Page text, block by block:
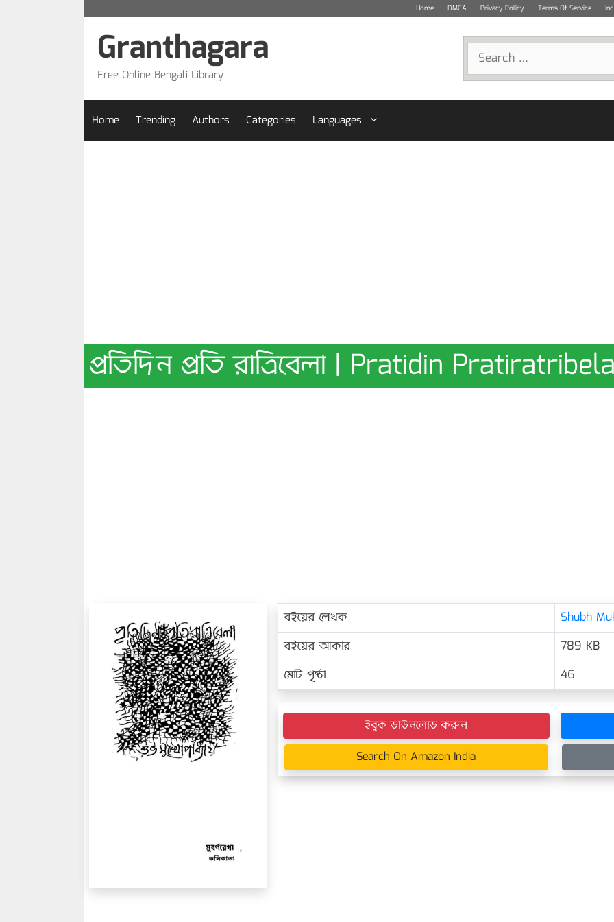
Home DMCA Privacy Policy Terms Of Service
Search
for:
Granthagara
Free Online Bengali Library
Home Trending Authors Categories Languages
প্রতিদিন প্রতি রাত্রিবেলা | Pratidin
বইয়ের লেখক
Shubh
বইয়ের আকার
789 KB
মোট পৃষ্ঠা
46
ইবুক ডাউনলোড করুন
Search On Amazon India